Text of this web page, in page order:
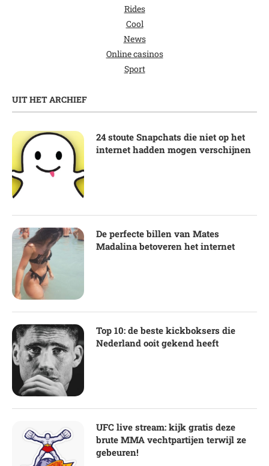
Rides
Cool
News
Online casinos
Sport
UIT HET ARCHIEF
24 stoute Snapchats die niet op het
internet hadden mogen verschijnen
De perfecte billen van Mates
Madalina betoveren het internet
Top 10: de beste kickboksers die
Nederland ooit gekend heeft
UFC live stream: kijk gratis deze
brute MMA vechtpartijen terwijl ze
gebeuren!